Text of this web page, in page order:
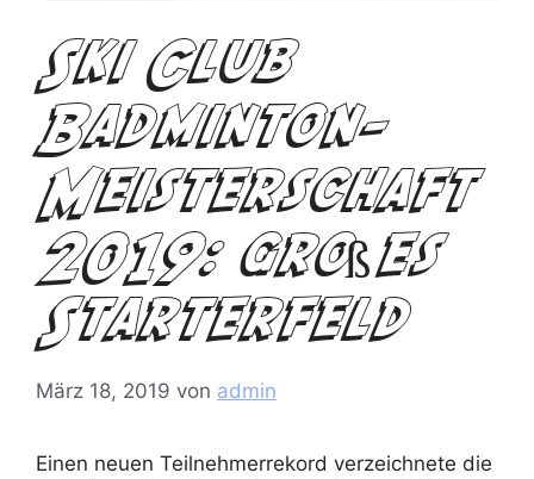
Ski Club
Badminton-
Meisterschaft
2019: großes
Starterfeld
März 18, 2019 von admin
Einen neuen Teilnehmerrekord verzeichnete die